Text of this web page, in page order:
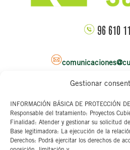
Gestionar
INFORMACIÓN BÁSICA DE PROTECCIÓN
Responsable del tratamiento: Proyectos
Finalidad: Atender y gestionar su solicitud
Base legitimadora: La ejecución de la
Derechos: Podrá ejercitar los derechos de
96 610
Sede
C/ Pascual y
4ª planta
46002